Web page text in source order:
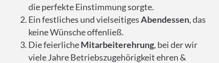
die perfekte Einstimmung sorgte.
Ein festliches und vielseitigesAbendessen, das
keine Wünsche offenließ.
Die feierlicheMitarbeiterehrung, bei der wir
viele Jahre Betriebszugehörigkeit ehren &